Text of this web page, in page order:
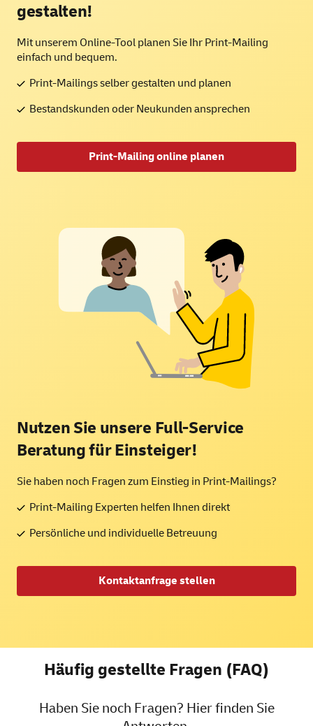
gestalten!
Mit unserem Online-Tool planen Sie Ihr Print-Mailing
einfach und bequem.
Print-Mailings selber gestalten und planen
Bestandskunden oder Neukunden ansprechen
Print-Mailing online planen
Nutzen Sie unsere Full-Service
Beratung für Einsteiger!
Sie haben noch Fragen zum Einstieg in Print-Mailings?
Print-Mailing Experten helfen Ihnen direkt
Persönliche und individuelle Betreuung
Kontaktanfrage stellen
Häufig gestellte Fragen (FAQ)
Haben Sie noch Fragen? Hier finden Sie